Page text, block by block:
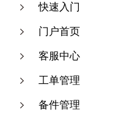
快速入门
门户首页
客服中心
工单管理
备件管理